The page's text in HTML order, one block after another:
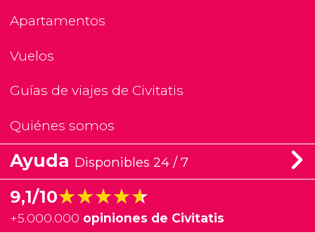
Apartamentos
Vuelos
Guías de viajes de Civitatis
Quiénes somos
Ayuda Disponibles 24 / 7
9,1/10★★★★★
★★★★★
+5.000.000 opiniones de Civitatis